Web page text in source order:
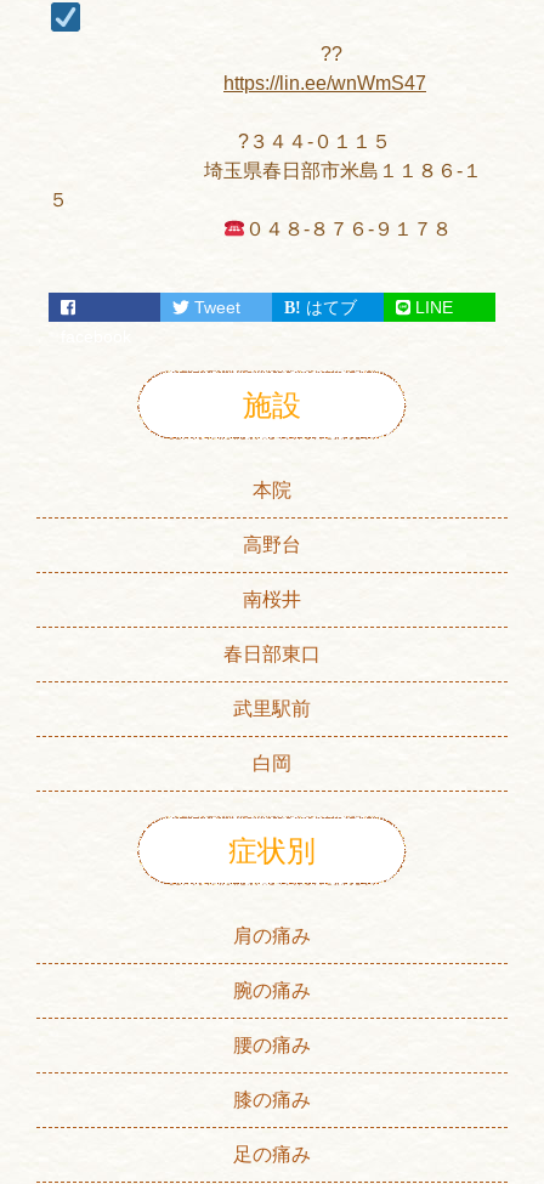
??
https://lin.ee/wnWmS47
?３４４-０１１５
埼玉県春日部市米島１１８６-１
５
０４８-８７６-９１７８
Tweet はてブ LINE
施設
本院
高野台
南桜井
春日部東口
武里駅前
白岡
症状別
肩の痛み
腕の痛み
腰の痛み
膝の痛み
足の痛み